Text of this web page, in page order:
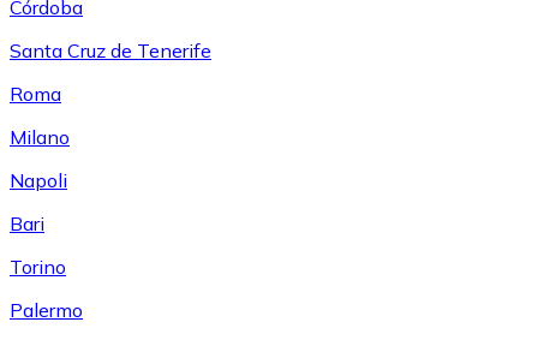
Córdoba
Santa Cruz de Tenerife
Roma
Milano
Napoli
Bari
Torino
Palermo